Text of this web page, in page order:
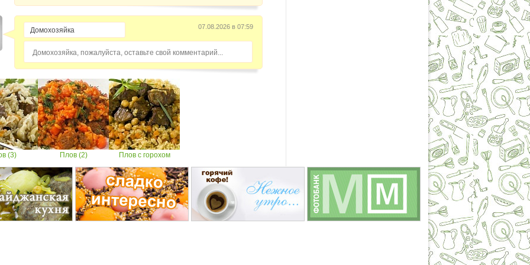
07.08.2026 в 07:59
Домохозяйка, пожалуйста, оставьте свой комментарий...
(3) Плов (2) Плов с горохом